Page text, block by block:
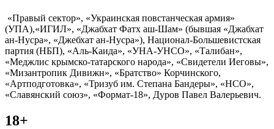
«Правый сектор», «Украинская повстанческая армия»
(УПА),«ИГИЛ», «Джабхат Фатх аш-Шам» (бывшая «Джабхат
ан-Нусра», «Джебхат ан-Нусра»), Национал-Большевистская
партия (НБП), «Аль-Каида», «УНА-УНСО», «Талибан»,
«Меджлис крымско-татарского народа», «Свидетели Иеговы»,
«Мизантропик Дивижн», «Братство» Корчинского,
«Артподготовка», «Тризуб им. Степана Бандеры», «НСО»,
«Славянский союз», «Формат-18», Дуров Павел Валерьевич.
18+